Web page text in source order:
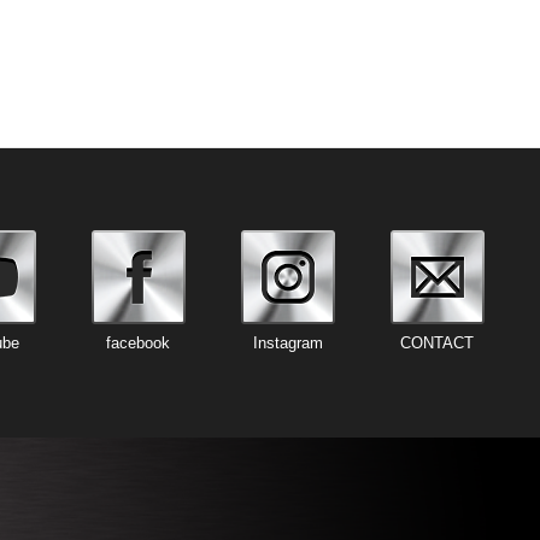
facebook Instagram CONTACT